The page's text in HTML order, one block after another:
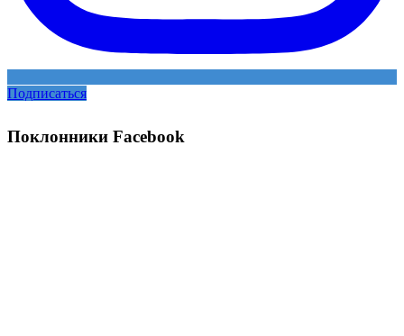
Подписаться
Поклонники Facebook